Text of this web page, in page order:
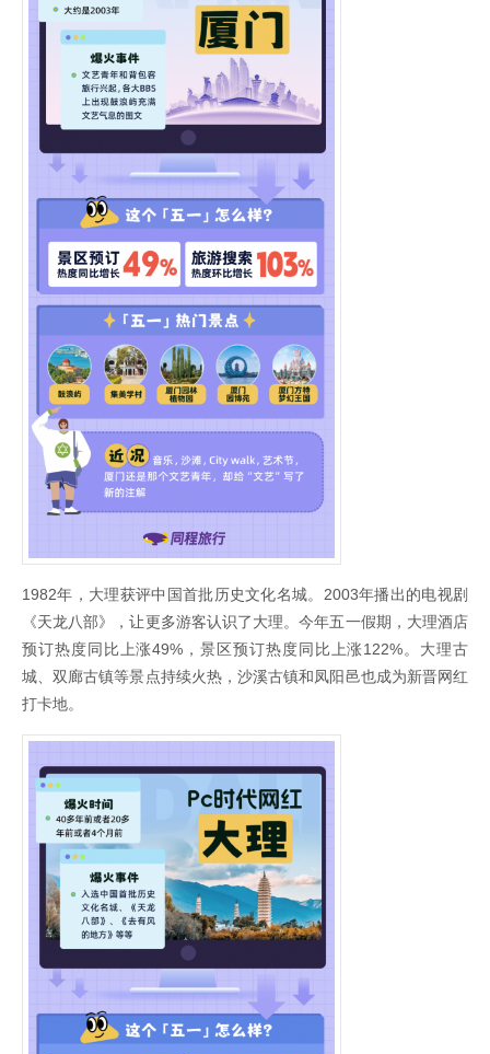
1982年，大理获评中国首批历史文化名城。2003年播出的电视剧
《天龙八部》，让更多游客认识了大理。今年五一假期，大理酒店
预订热度同比上涨49%，景区预订热度同比上涨122%。大理古
城、双廊古镇等景点持续火热，沙溪古镇和凤阳邑也成为新晋网红
打卡地。